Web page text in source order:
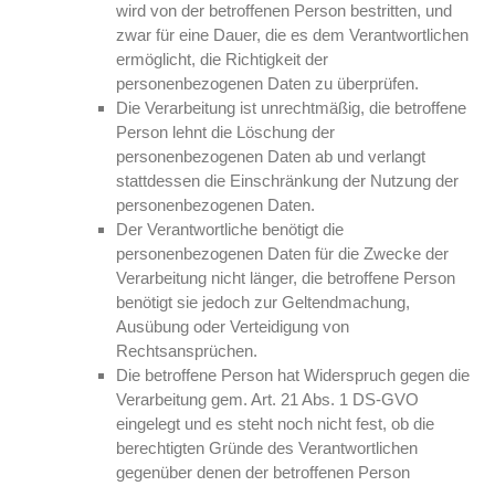
wird von der betroffenen Person bestritten, und
zwar für eine Dauer, die es dem Verantwortlichen
ermöglicht, die Richtigkeit der
personenbezogenen Daten zu überprüfen.
Die Verarbeitung ist unrechtmäßig, die betroffene
Person lehnt die Löschung der
personenbezogenen Daten ab und verlangt
stattdessen die Einschränkung der Nutzung der
personenbezogenen Daten.
Der Verantwortliche benötigt die
personenbezogenen Daten für die Zwecke der
Verarbeitung nicht länger, die betroffene Person
benötigt sie jedoch zur Geltendmachung,
Ausübung oder Verteidigung von
Rechtsansprüchen.
Die betroffene Person hat Widerspruch gegen die
Verarbeitung gem. Art. 21 Abs. 1 DS-GVO
eingelegt und es steht noch nicht fest, ob die
berechtigten Gründe des Verantwortlichen
gegenüber denen der betroffenen Person